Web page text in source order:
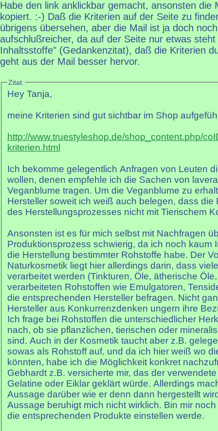
Habe den link anklickbar gemacht, ansonsten die
kopiert. :-) Daß die Kriterien auf der Seite zu
übrigens übersehen, aber die Mail ist ja doch
aufschlußreicher, da auf der Seite nur etwas
Inhaltsstoffe" (Gedankenzitat), daß die Kriterien
geht aus der Mail besser hervor.
Zitat:
Hey Tanja,
meine Kriterien sind gut sichtbar im Shop
http://www.truestyleshop.de/shop_content.php/
kriterien.html
Ich bekomme gelegentlich Anfragen von Leuten
wollen, denen empfehle ich die Sachen von
Veganblume tragen. Um die Veganblume zu
Hersteller soweit ich weiß auch belegen, dass die
des Herstellungsprozesses nicht mit Tierischem
Ansonsten ist es für mich selbst mit Nachfragen
Produktionsprozess schwierig, da ich noch kaum
die Herstellung bestimmter Rohstoffe habe. Der
Naturkosmetik liegt hier allerdings darin, dass
verarbeitet werden (Tinkturen, Öle, ätherische
verarbeiteten Rohstoffen wie Emulgatoren,
die entsprechenden Hersteller befragen. Nicht
Hersteller aus Konkurrenzdenken ungern ihre
Ich frage bei Rohstoffen die unterschiedlicher
nach, ob sie pflanzlichen, tierischen oder
sind. Auch in der Kosmetik taucht aber z.B.
sowas als Rohstoff auf, und da ich hier weiß wo
könnten, habe ich die Möglichkeit konkret
Gebhardt z.B. versicherte mir, das der
Gelatine oder Eiklar geklärt würde. Allerdings
Aussage darüber wie er denn dann hergestellt
Aussage beruhigt mich nicht wirklich. Bin mir
die entsprechenden Produkte einstellen werde.